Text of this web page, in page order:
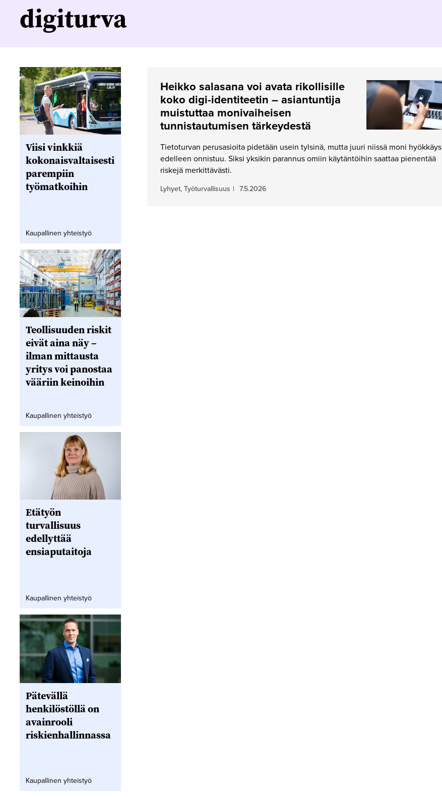
digiturva
Heikko salasana voi avata rikollisille
koko digi-identiteetin – asiantuntija
muistuttaa monivaiheisen
tunnistautumisen tärkeydestä
Tietoturvan perusasioita pidetään usein tylsinä, mutta juuri niissä moni hyökkäys
edelleen onnistuu. Siksi yksikin parannus omiin käytäntöihin saattaa pienentää
riskejä merkittävästi.
Lyhyet, Työturvallisuus | 7.5.2026
Viisi vinkkiä
kokonaisvaltaisesti
parempiin
työmatkoihin
Kaupallinen yhteistyö
Teollisuuden riskit
eivät aina näy –
ilman mittausta
yritys voi panostaa
vääriin keinoihin
Kaupallinen yhteistyö
Etätyön
turvallisuus
edellyttää
ensiaputaitoja
Kaupallinen yhteistyö
Pätevällä
henkilöstöllä on
avainrooli
riskienhallinnassa
Kaupallinen yhteistyö